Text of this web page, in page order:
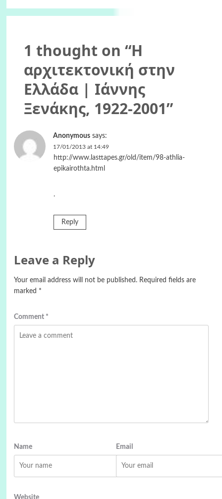
1 thought on “Η
αρχιτεκτονική στην
Ελλάδα | Ιάννης
Ξενάκης, 1922-2001”
Anonymous says:
17/01/2013 at 14:49
http://www.lasttapes.gr/old/item/98-athlia-
epikairothta.html
.
Reply
Leave a Reply
Your email address will not be published. Required fields are
marked *
Comment *
Name Email
Website